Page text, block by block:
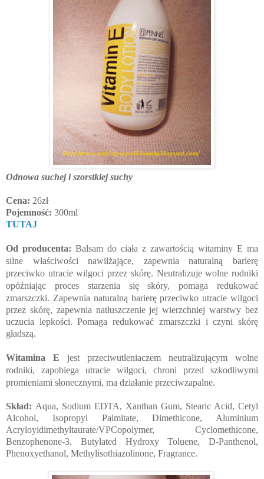
Odnowa suchej i szorstkiej suchy
Cena: 26zł
Pojemność: 300ml
TUTAJ
Od producenta: Balsam do ciała z zawartością witaminy E ma
silne właściwości nawilżające, zapewnia naturalną barierę
przeciwko utracie wilgoci przez skórę. Neutralizuje wolne rodniki
opóźniając proces starzenia się skóry, pomaga redukować
zmarszczki. Zapewnia naturalną barierę przeciwko utracie wilgoci
przez skórę, zapewnia natłuszczenie jej wierzchniej warstwy bez
uczucia lepkości. Pomaga redukować zmarszczki i czyni skórę
gładszą.
Witamina E jest przeciwutleniaczem neutralizującym wolne
rodniki, zapobiega utracie wilgoci, chroni przed szkodliwymi
promieniami słonecznymi, ma działanie przeciwzapalne.
Skład: Aqua, Sodium EDTA, Xanthan Gum, Stearic Acid, Cetyl
Alcohol, Isopropyl Palmitate, Dimethicone, Aluminium
Acryloyidimethyltaurate/VPCopolymer, Cyclomethicone,
Benzophenone-3, Butylated Hydroxy Toluene, D-Panthenol,
Phenoxyethanol, Methylisothiazolinone, Fragrance.